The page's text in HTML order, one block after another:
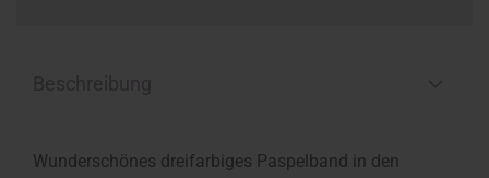
Wunderschönes dreifarbiges Paspelband in den